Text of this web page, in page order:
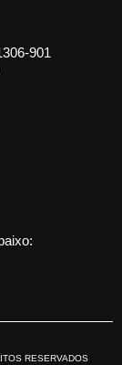
901
RESERVADOS